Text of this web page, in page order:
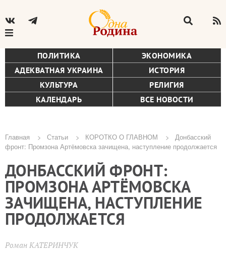
ПОЛИТИКА
ЭКОНОМИКА
АДЕКВАТНАЯ УКРАИНА
ИСТОРИЯ
КУЛЬТУРА
РЕЛИГИЯ
КАЛЕНДАРЬ
ВСЕ НОВОСТИ
Строка
навигации
Главная Статьи КОРОТКО О ГЛАВНОМ
Донбасский
фронт: Промзона Артёмовска зачищена, наступление продолжается
ДОНБАССКИЙ ФРОНТ:
ПРОМЗОНА АРТЁМОВСКА
ЗАЧИЩЕНА, НАСТУПЛЕНИЕ
ПРОДОЛЖАЕТСЯ
Роман КАТЕРИНЧУК